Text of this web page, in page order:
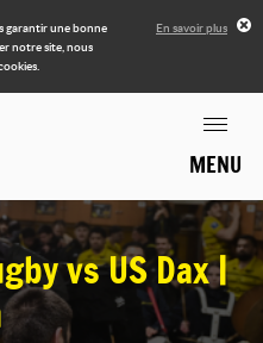
garantir une bonne
notre site, nous
En savoir plus
MENU
vs US Dax |